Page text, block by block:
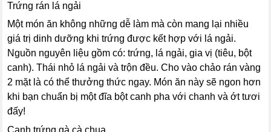
Trứng rán lá ngải
Một món ăn không những dễ làm mà còn mang lại nhiều
giá trị dinh dưỡng khi trứng được kết hợp với lá ngải.
Nguồn nguyên liệu gồm có: trứng, lá ngải, gia vị (tiêu, bột
canh). Thái nhỏ lá ngải và trộn đều. Cho vào chảo rán vàng
2 mặt là có thể thưởng thức ngay. Món ăn này sẽ ngon hơn
khi bạn chuẩn bị một đĩa bột canh pha với chanh và ớt tươi
đấy!